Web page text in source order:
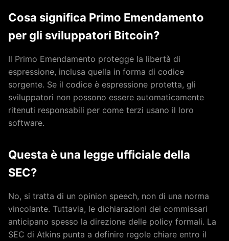
Cosa significa Primo Emendamento
per gli sviluppatori Bitcoin?
Il Primo Emendamento protegge la libertà di
espressione, inclusa quella in forma di codice
sorgente. Se il codice è espressione protetta, gli
sviluppatori non possono essere automaticamente
ritenuti responsabili per come terzi usano il loro
software.
Questa è una legge ufficiale della
SEC?
No, si tratta di un opinion speech, non di una norma
vincolante. Tuttavia, le dichiarazioni dei commissari
anticipano spesso la direzione delle policy formali. La
SEC di Atkins punta a definire regole chiare entro il